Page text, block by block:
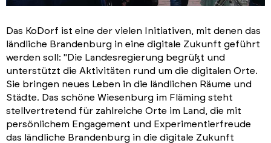
Das KoDorf ist eine der vielen Initiativen, mit denen das
ländliche Brandenburg in eine digitale Zukunft geführt
werden soll: "Die Landesregierung begrüßt und
unterstützt die Aktivitäten rund um die digitalen Orte.
Sie bringen neues Leben in die ländlichen Räume und
Städte. Das schöne Wiesenburg im Fläming steht
stellvertretend für zahlreiche Orte im Land, die mit
persönlichem Engagement und Experimentierfreude
das ländliche Brandenburg in die digitale Zukunft